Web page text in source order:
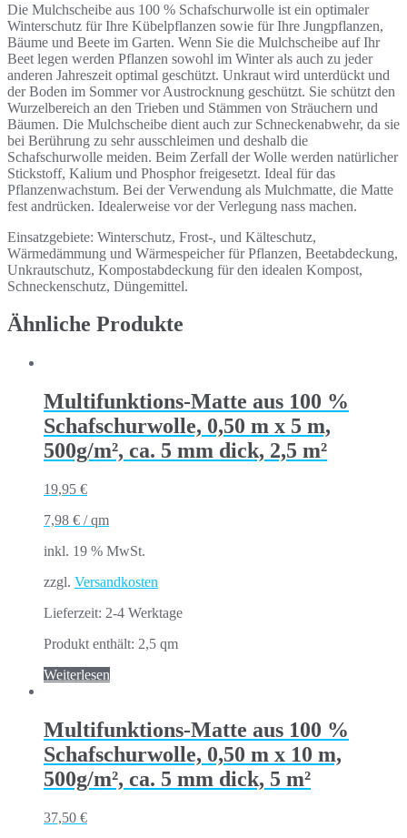
Die Mulchscheibe aus 100 % Schafschurwolle ist ein optimaler
Winterschutz für Ihre Kübelpflanzen sowie für Ihre Jungpflanzen,
Bäume und Beete im Garten. Wenn Sie die Mulchscheibe auf Ihr
Beet legen werden Pflanzen sowohl im Winter als auch zu jeder
anderen Jahreszeit optimal geschützt. Unkraut wird unterdückt und
der Boden im Sommer vor Austrocknung geschützt. Sie schützt den
Wurzelbereich an den Trieben und Stämmen von Sträuchern und
Bäumen. Die Mulchscheibe dient auch zur Schneckenabwehr, da sie
bei Berührung zu sehr ausschleimen und deshalb die
Schafschurwolle meiden. Beim Zerfall der Wolle werden natürlicher
Stickstoff, Kalium und Phosphor freigesetzt. Ideal für das
Pflanzenwachstum. Bei der Verwendung als Mulchmatte, die Matte
fest andrücken. Idealerweise vor der Verlegung nass machen.
Einsatzgebiete: Winterschutz, Frost-, und Kälteschutz,
Wärmedämmung und Wärmespeicher für Pflanzen, Beetabdeckung,
Unkrautschutz, Kompostabdeckung für den idealen Kompost,
Schneckenschutz, Düngemittel.
Ähnliche Produkte
Multifunktions-Matte aus 100 %
Schafschurwolle, 0,50 m x 5 m,
500g/m², ca. 5 mm dick, 2,5 m²
19,95 €
7,98 € /qm
inkl. 19 % MwSt.
zzgl. Versandkosten
Lieferzeit: 2-4 Werktage
Produkt enthält: 2,5 qm
Weiterlesen
Multifunktions-Matte aus 100 %
Schafschurwolle, 0,50 m x 10 m,
500g/m², ca. 5 mm dick, 5 m²
37,50 €